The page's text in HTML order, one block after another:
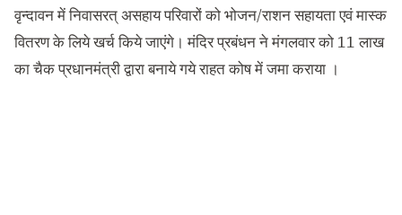
वृन्दावन में निवासरत् असहाय परिवारों को भोजन/राशन सहायता एवं मास्क
वितरण के लिये खर्च किये जाएंगे। मंदिर प्रबंधन ने मंगलवार को 11 लाख
का चैक प्रधानमंत्री द्वारा बनाये गये राहत कोष में जमा कराया ।